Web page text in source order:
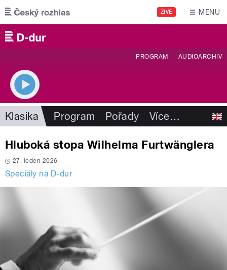
Přejít k hlavnímu obsahu
ŽIVĚ MENU
PROGRAM AUDIOARCHIV
Klasika Program Pořady Více…
Hluboká stopa Wilhelma Furtwänglera
27. leden 2026
Speciály na D-dur